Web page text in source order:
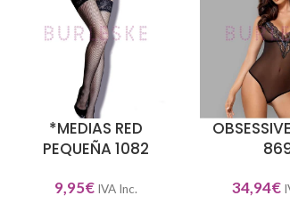
SELECCIONAR OPCIONES
*MEDIAS RED
PEQUEÑA 1082
9,95€ IVA Inc.
SELECCIONAR
34,94€